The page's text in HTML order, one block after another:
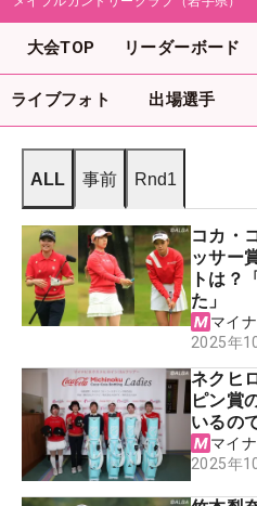
大会TOP リーダーボード
ライブフォト 出場選手
ALL 事前 Rnd1
コカ・
ッサー
トは？
た」
マイ
2025年
ネクヒ
ピン賞
いるの
マイ
2025年